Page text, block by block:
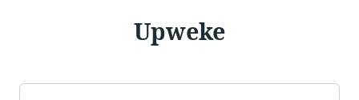
Upweke